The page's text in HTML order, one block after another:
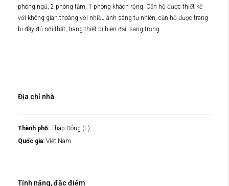
phòng ngủ, 2 phòng tắm, 1 phòng khách rộng. Căn hộ được thiết kế
với không gian thoáng với nhiều ánh sáng tự nhiên, căn hộ được trang
bị đầy đủ nội thất, trang thiết bị hiện đại, sang trọng
Địa chỉ nhà
Thành phố: Tháp Đông (E)
Quốc gia: Việt Nam
Tính năng, đặc điểm